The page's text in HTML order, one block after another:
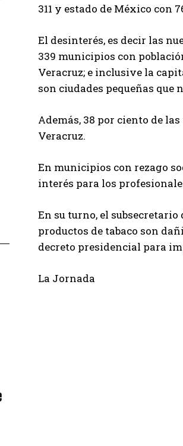
311 y estado de México con
El desinterés, es decir las
339 municipios con
Veracruz; e inclusive la
son ciudades pequeñas que
Además, 38 por ciento de
Veracruz.
En municipios con rezago
interés para los
En su turno, el
productos de tabaco son
decreto presidencial para
La Jornada